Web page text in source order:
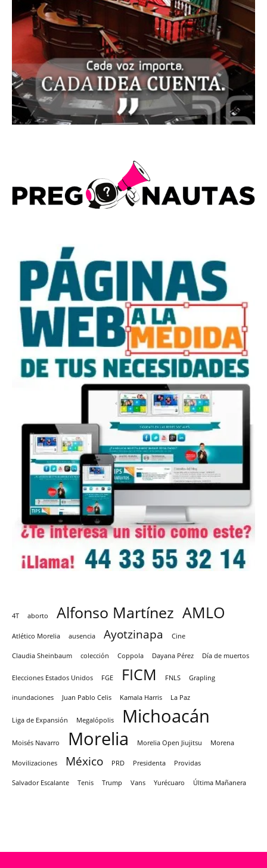
4T aborto Alfonso Martínez AMLO
Atlético Morelia ausencia Ayotzinapa Cine
Claudia Sheinbaum colección Coppola Dayana Pérez Día de muertos
Elecciones Estados Unidos FGE FICM FNLS Grapling
inundaciones Juan Pablo Celis Kamala Harris La Paz
Liga de Expansión Megalópolis Michoacán
Moisés Navarro Morelia Morelia Open Jiujitsu Morena
Movilizaciones México PRD Presidenta Providas
Salvador Escalante Tenis Trump Vans Yurécuaro Última Mañanera